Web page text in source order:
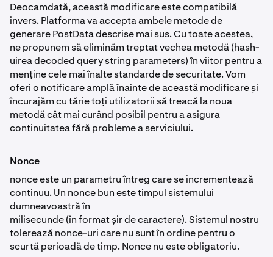
Deocamdată, această modificare este compatibilă
invers. Platforma va accepta ambele metode de
generare PostData descrise mai sus. Cu toate acestea,
ne propunem să eliminăm treptat vechea metodă (hash-
uirea decoded query string parameters) în viitor pentru a
menține cele mai înalte standarde de securitate. Vom
oferi o notificare amplă înainte de această modificare și
încurajăm cu tărie toți utilizatorii să treacă la noua
metodă cât mai curând posibil pentru a asigura
continuitatea fără probleme a serviciului.
Nonce
nonce este un parametru întreg care se incrementează
continuu. Un nonce bun este timpul sistemului
dumneavoastră în
milisecunde (în format șir de caractere). Sistemul nostru
tolerează nonce-uri care nu sunt în ordine pentru o
scurtă perioadă de timp. Nonce nu este obligatoriu.